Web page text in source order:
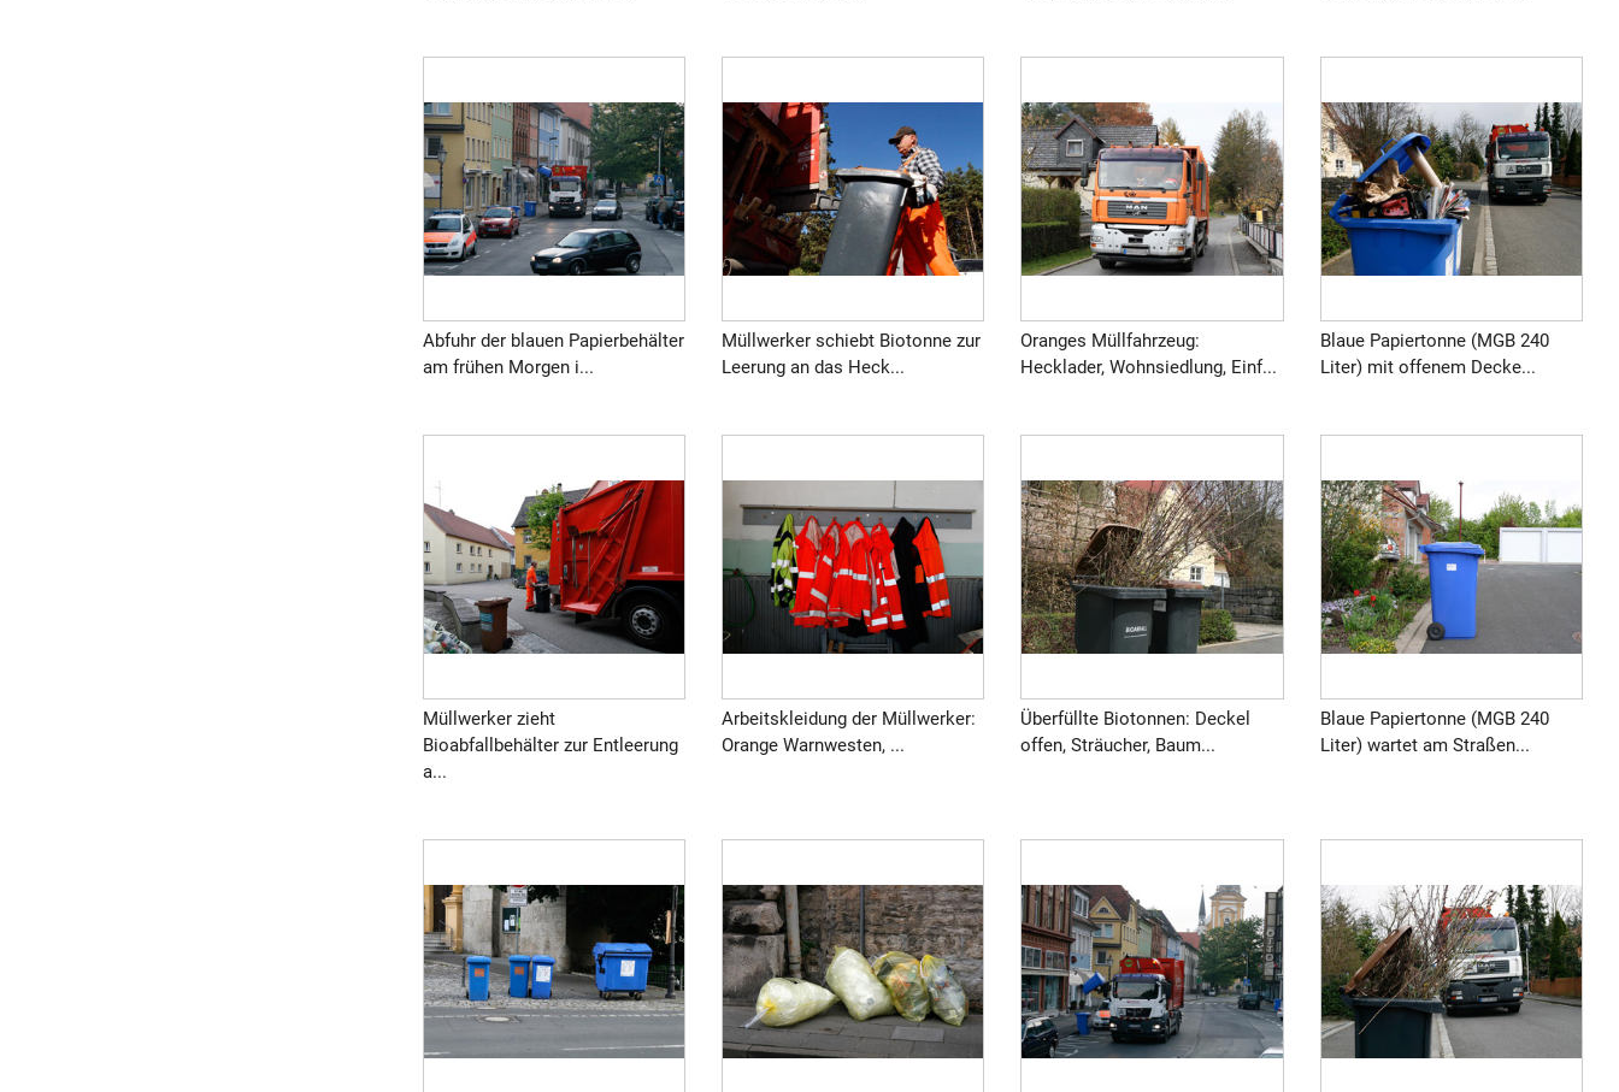
Abfuhr der blauen Papierbehälter
am frühen Morgen i...
Müllwerker schiebt Biotonne zur
Leerung an das Heck...
Oranges Müllfahrzeug:
Hecklader, Wohnsiedlung, Einf...
Blaue Papiertonne (MGB 240
Liter) mit offenem Decke...
Müllwerker zieht
Bioabfallbehälter zur Entleerung
a...
Arbeitskleidung der Müllwerker:
Orange Warnwesten, ...
Überfüllte Biotonnen: Deckel
offen, Sträucher, Baum...
Blaue Papiertonne (MGB 240
Liter) wartet am Straßen...